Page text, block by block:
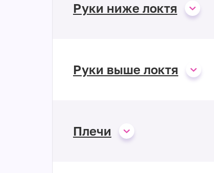
Руки ниже локтя
Руки выше локтя
Плечи